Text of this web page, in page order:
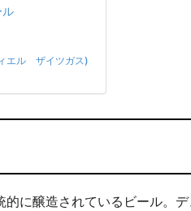
ル
エル ザイツガス)
的に醸造されているビール。